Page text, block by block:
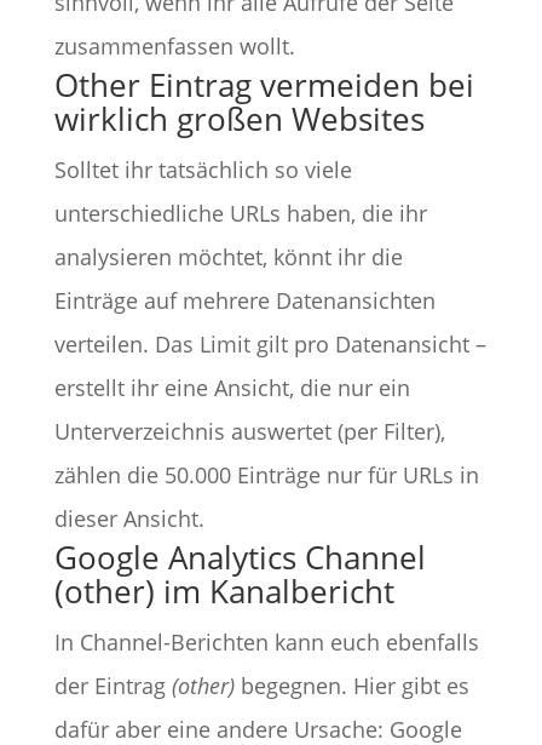
zusammenfassen wollt.
Other Eintrag vermeiden bei
wirklich großen Websites
Solltet ihr tatsächlich so viele
unterschiedliche URLs haben, die ihr
analysieren möchtet, könnt ihr die
Einträge auf mehrere Datenansichten
verteilen. Das Limit gilt pro Datenansicht –
erstellt ihr eine Ansicht, die nur ein
Unterverzeichnis auswertet (per Filter),
zählen die 50.000 Einträge nur für URLs in
dieser Ansicht.
Google Analytics Channel
(other) im Kanalbericht
In Channel-Berichten kann euch ebenfalls
der Eintrag (other)begegnen. Hier gibt es
dafür aber eine andere Ursache: Google